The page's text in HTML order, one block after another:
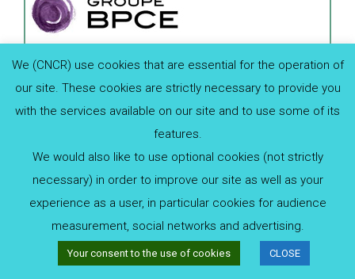
We (CNCR) use cookies that are essential for the operation of
our site. These cookies are strictly necessary to provide you
with the services available on our site and to use some of its
features.
We would also like to use optional cookies (not strictly
necessary) in order to improve our site as well as your
experience as a user, in particular cookies for audience
measurement, social networks and advertising.
Your consent to the use of cookies CLOSE